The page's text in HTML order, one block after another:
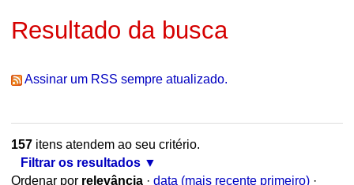
Resultado da busca
Assinar um RSS sempre atualizado.
157itens atendem ao seu critério.
Filtrar os resultados
Ordenar por relevância · data (mais recente primeiro) ·